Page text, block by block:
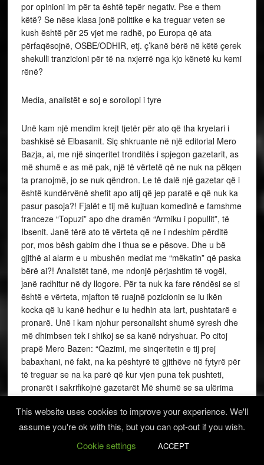
por opinioni im për ta është tepër negativ. Pse e them
këtë? Se nëse klasa jonë politike e ka treguar veten se
kush është për 25 vjet me radhë, po Europa që ata
përfaqësojnë, OSBE/ODHIR, etj. ç’kanë bërë në këtë çerek
shekulli tranzicioni për të na nxjerrë nga kjo kënetë ku kemi
rënë?
Media, analistët e soj e sorollopi i tyre
Unë kam një mendim krejt tjetër për ato që tha kryetari i
bashkisë së Elbasanit. Siç shkruante në një editorial Mero
Bazja, ai, me një sinqeritet tronditës i spjegon gazetarit, as
më shumë e as më pak, një të vërtetë që ne nuk na pëlqen
ta pranojmë, jo se nuk qëndron. Le të dalë një gazetar që i
është kundërvënë shefit apo atij që jep paratë e që nuk ka
pasur pasoja?! Fjalët e tij më kujtuan komedinë e famshme
franceze “Topuzi” apo dhe dramën “Armiku i popullit”, të
Ibsenit. Janë tërë ato të vërteta që ne i ndeshim përditë
por, mos bësh gabim dhe i thua se e pësove. Dhe u bë
gjithë ai alarm e u mbushën mediat me “mëkatin” që paska
bërë ai?! Analistët tanë, me ndonjë përjashtim të vogël,
janë radhitur në dy llogore. Për ta nuk ka fare rëndësi se si
është e vërteta, mjafton të ruajnë pozicionin se iu ikën
kocka që iu kanë hedhur e iu hedhin ata lart, pushtatarë e
pronarë. Unë i kam njohur personalisht shumë syresh dhe
më dhimbsen tek i shikoj se sa kanë ndryshuar. Po citoj
prapë Mero Bazen: “Qazimi, me sinqeritetin e tij prej
babaxhani, në fakt, na ka pështyrë të gjithëve në fytyrë për
të treguar se na ka parë që kur vjen puna tek pushteti,
pronarët i sakrifikojnë gazetarët Më shumë se sa ulërima
duhet të ulërasin ndaj nesh, botuesve dhe pronarëve të
shtypit, që kemi provuar se kemi bërë gjeste të tilla”. Kaq
vazhdojnë të bëhen e do të bëhen, siç u pa turpërueshëm
This website uses cookies to improve your experience. We'll
assume you're ok with this, but you can opt-out if you wish.
Cookie settings
ACCEPT